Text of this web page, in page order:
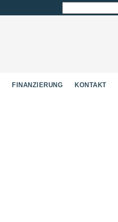
nach:
FINANZIERUNG KONTAKT